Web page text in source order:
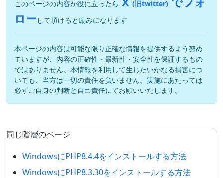
このページの内容が役に立ったら (旧twitter)
ロー して頂けると励みになります
本ページの内容は可能な限り正確な情報を提供するよう努め
ていますが、内容の正確性・最新性・安全性を保証するもの
ではありません。本情報を利用して生じたいかなる損害につ
いても、当方は一切の責任を負いません。実施にあたっては
必ずご自身の判断と自己責任にてお願いいたします。
同じ階層のページ
WindowsにPHP8.4.4をインストールする方法
WindowsにPHP8.3.30をインストールする方法